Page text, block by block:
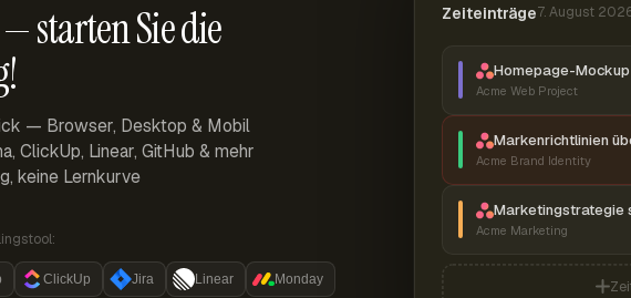
starten Sie die
— Browser, Desktop & Mobil
ClickUp, Linear, GitHub & mehr
keine Lernkurve
ClickUp Jira Linear Monday
Zeiteinträge7. August
Homepage-
Acme Web Project
Markenrichtlinien
Acme Brand Identity
Marketingstrategie
Acme Marketing